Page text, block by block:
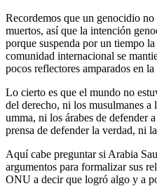
Recordemos que un genocidio
muertos, así que la intención
porque suspenda por un tiempo
comunidad internacional se
pocos reflectores amparados en la
Lo cierto es que el mundo no
del derecho, ni los musulmanes a
umma, ni los árabes de defender
prensa de defender la verdad, ni
Aquí cabe preguntar si Arabia
argumentos para formalizar sus
ONU a decir que logró algo y a